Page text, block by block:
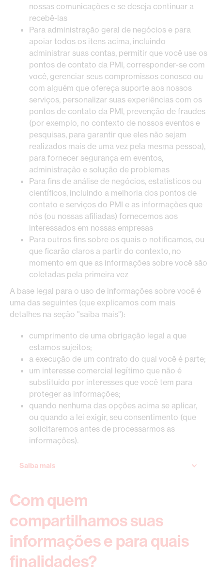
nossas comunicações e se deseja continuar a
recebê-las
Para administração geral de negócios e para
apoiar todos os itens acima, incluindo
administrar suas contas, permitir que você use os
pontos de contato da PMI, corresponder-se com
você, gerenciar seus compromissos conosco ou
com alguém que ofereça suporte aos nossos
serviços, personalizar suas experiências com os
pontos de contato da PMI, prevenção de fraudes
(por exemplo, no contexto de nossos eventos e
pesquisas, para garantir que eles não sejam
realizados mais de uma vez pela mesma pessoa),
para fornecer segurança em eventos,
administração e solução de problemas
Para fins de análise de negócios, estatísticos ou
científicos, incluindo a melhoria dos pontos de
contato e serviços do PMI e as informações que
nós (ou nossas afiliadas) fornecemos aos
interessados em nossas empresas
Para outros fins sobre os quais o notificamos, ou
que ficarão claros a partir do contexto, no
momento em que as informações sobre você são
coletadas pela primeira vez
A base legal para o uso de informações sobre você é
uma das seguintes (que explicamos com mais
detalhes na seção "saiba mais"):
cumprimento de uma obrigação legal a que
estamos sujeitos;
a execução de um contrato do qual você é parte;
um interesse comercial legítimo que não é
substituído por interesses que você tem para
proteger as informações;
quando nenhuma das opções acima se aplicar,
ou quando a lei exigir, seu consentimento (que
solicitaremos antes de processarmos as
informações).
Saiba mais
Com quem
compartilhamos suas
informações e para quais
finalidades?